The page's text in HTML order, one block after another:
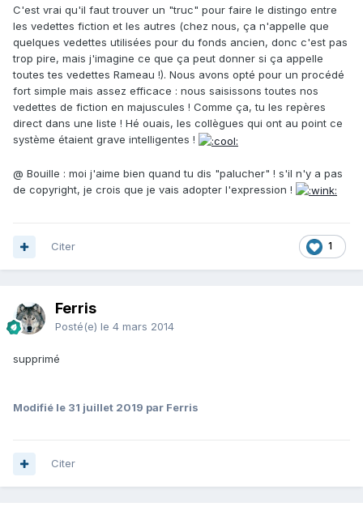
C'est vrai qu'il faut trouver un "truc" pour faire le distingo entre
les vedettes fiction et les autres (chez nous, ça n'appelle que
quelques vedettes utilisées pour du fonds ancien, donc c'est pas
trop pire, mais j'imagine ce que ça peut donner si ça appelle
toutes tes vedettes Rameau !). Nous avons opté pour un procédé
fort simple mais assez efficace : nous saisissons toutes nos
vedettes de fiction en majuscules ! Comme ça, tu les repères
direct dans une liste ! Hé ouais, les collègues qui ont au point ce
système étaient grave intelligentes !
@ Bouille : moi j'aime bien quand tu dis "palucher" ! s'il n'y a pas
de copyright, je crois que je vais adopter l'expression !
1
Citer
Ferris
Posté(e) le 4 mars 2014
supprimé
Modifié le 31 juillet 2019 par Ferris
Citer